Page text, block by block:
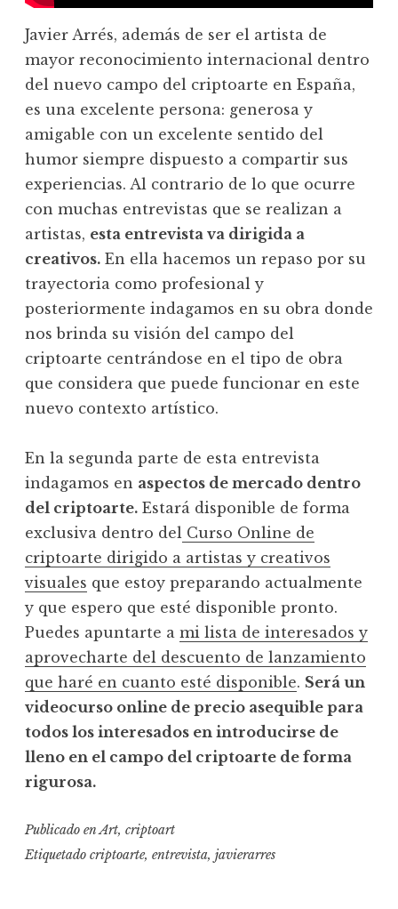
Javier Arrés, además de ser el artista de
mayor reconocimiento internacional dentro
del nuevo campo del criptoarte en España,
es una excelente persona: generosa y
amigable con un excelente sentido del
humor siempre dispuesto a compartir sus
experiencias. Al contrario de lo que ocurre
con muchas entrevistas que se realizan a
artistas, esta entrevista va dirigida a
creativos. En ella hacemos un repaso por su
trayectoria como profesional y
posteriormente indagamos en su obra donde
nos brinda su visión del campo del
criptoarte centrándose en el tipo de obra
que considera que puede funcionar en este
nuevo contexto artístico.
En la segunda parte de esta entrevista
indagamos en aspectos de mercado dentro
del criptoarte. Estará disponible de forma
exclusiva dentro del Curso Online de
criptoarte dirigido a artistas y creativos
visuales que estoy preparando actualmente
y que espero que esté disponible pronto.
Puedes apuntarte a mi lista de interesados y
aprovecharte del descuento de lanzamiento
que haré en cuanto esté disponible. Será un
videocurso online de precio asequible para
todos los interesados en introducirse de
lleno en el campo del criptoarte de forma
rigurosa.
Publicado enArt, criptoart
Etiquetado criptoarte, entrevista, javierarres